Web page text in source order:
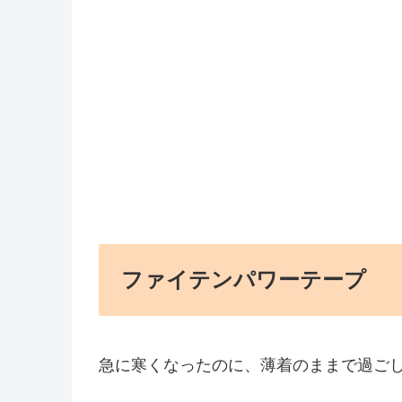
ファイテンパワーテープ
急に寒くなったのに、薄着のままで過ご